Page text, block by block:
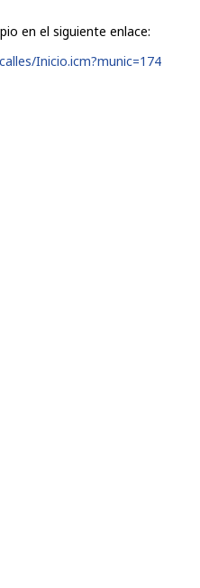
en el siguiente enlace:
Inicio.icm?munic=174